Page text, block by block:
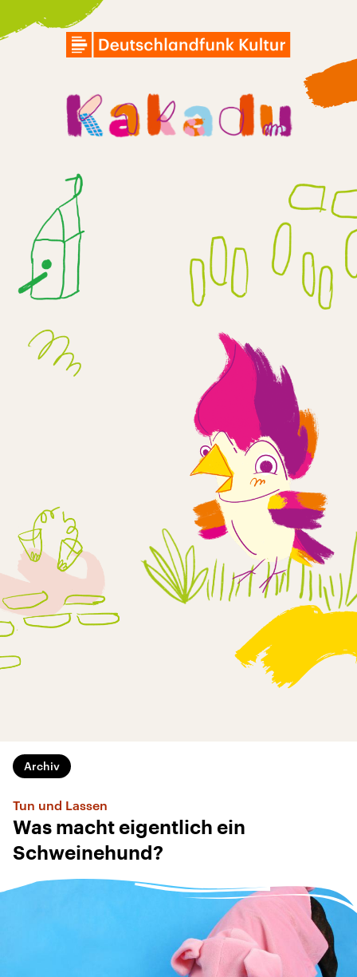
Archiv
Tun und Lassen
Was macht eigentlich ein
Schweinehund?